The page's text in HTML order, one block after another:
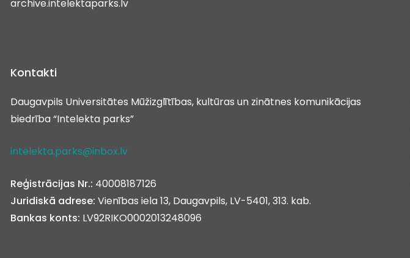
archive.intelektaparks.lv
Kontakti
Daugavpils Universitātes Mūžizglītības, kultūras un zinātnes komunikācijas
biedrība “Intelekta parks”
intelekta.parks@inbox.lv
Reģistrācijas Nr.: 40008187126
Juridiskā adrese: Vienības iela 13, Daugavpils, LV-5401, 313. kab.
Bankas konts: LV92RIKO0002013248096